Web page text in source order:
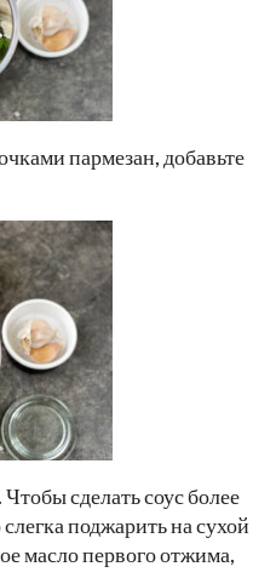
пармезан, добавьте
сделать соус более
поджарить на сухой
масло первого отжима,